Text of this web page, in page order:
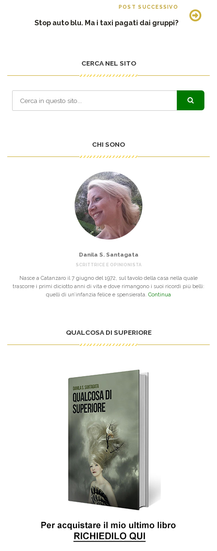
POST SUCCESSIVO
Stop auto blu. Ma i taxi pagati dai gruppi?
CERCA NEL SITO
CHI SONO
Danila S. Santagata
SCRITTRICE E OPINIONISTA
Nasce a Catanzaro il 7 giugno del 1972, sul tavolo della casa nella quale
trascorre i primi diciotto anni di vita e dove rimangono i suoi ricordi più belli:
quelli di un’infanzia felice e spensierata. Continua
QUALCOSA DI SUPERIORE